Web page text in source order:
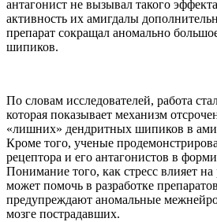
антагонист не вызывал такого
активность их амигдалы
препарат сокращал аномально
шипиков.
По словам исследователей, работа
которая показывает механизм
«лишних» дендритных шипиков в
Кроме того, ученые
рецептора и его антагонистов в
Понимание того, как стресс влияет на
может помочь в разработке
предупреждают аномальные
мозге пострадавших.